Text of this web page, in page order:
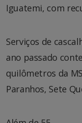
Iguatemi, com
Serviços de
ano passado
quilômetros da
Paranhos, Sete